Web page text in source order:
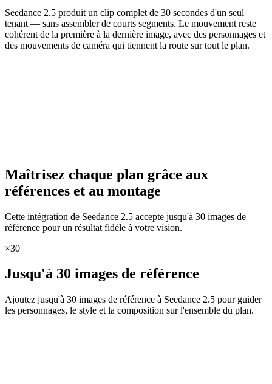
Seedance 2.5 produit un clip complet de 30 secondes d'un seul
tenant — sans assembler de courts segments. Le mouvement reste
cohérent de la première à la dernière image, avec des personnages et
des mouvements de caméra qui tiennent la route sur tout le plan.
Maîtrisez chaque plan grâce aux
références et au montage
Cette intégration de Seedance 2.5 accepte jusqu'à 30 images de
référence pour un résultat fidèle à votre vision.
×30
Jusqu'à 30 images de référence
Ajoutez jusqu'à 30 images de référence à Seedance 2.5 pour guider
les personnages, le style et la composition sur l'ensemble du plan.